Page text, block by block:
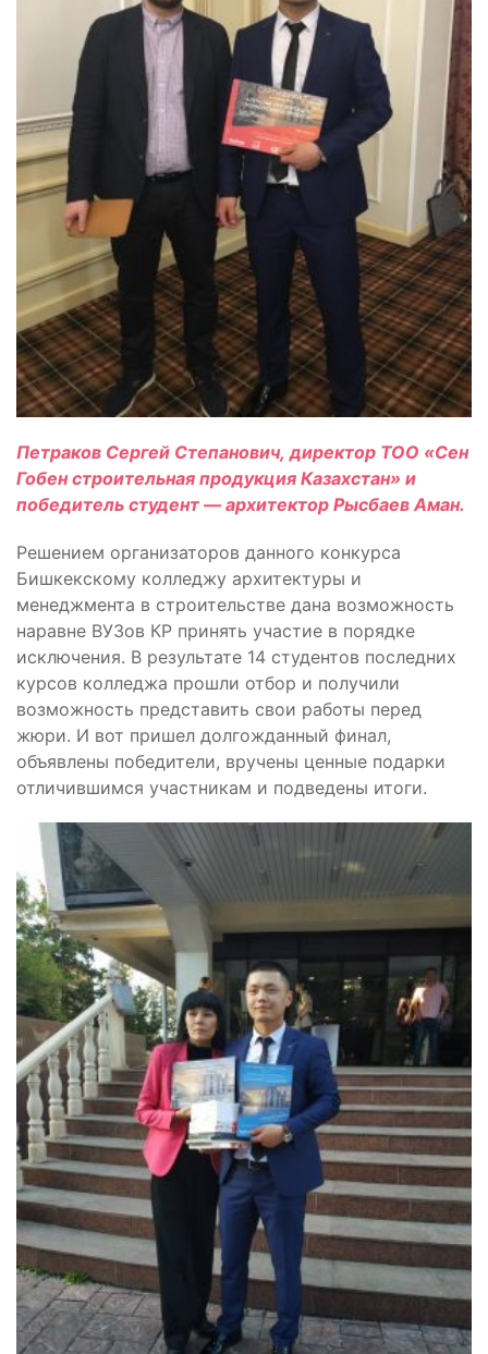
Петраков Сергей Степанович,директор ТОО «Сен
Гобен строительная продукция Казахстан» и
победитель студент — архитектор Рысбаев Аман.
Решением организаторов данного конкурса
Бишкекскому колледжу архитектуры и
менеджмента в строительстве дана возможность
наравне ВУЗов КР принять участие в порядке
исключения. В результате 14 студентов последних
курсов колледжа прошли отбор и получили
возможность представить свои работы перед
жюри. И вот пришел долгожданный финал,
объявлены победители, вручены ценные подарки
отличившимся участникам и подведены итоги.